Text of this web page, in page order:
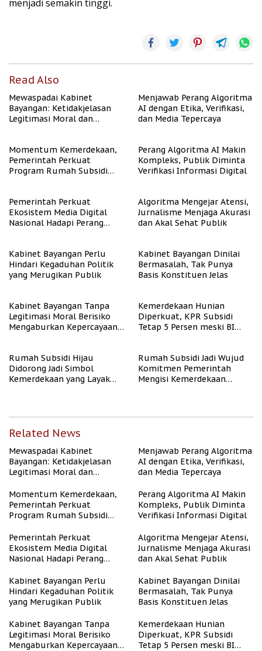
menjadi semakin tinggi.
Read Also
Mewaspadai Kabinet
Bayangan: Ketidakjelasan
Legitimasi Moral dan
Menjawab Perang Algoritma
AI dengan Etika, Verifikasi,
dan Media Tepercaya
Momentum Kemerdekaan,
Pemerintah Perkuat
Program Rumah Subsidi
Perang Algoritma AI Makin
Kompleks, Publik Diminta
Verifikasi Informasi Digital
Pemerintah Perkuat
Ekosistem Media Digital
Nasional Hadapi Perang
Algoritma Mengejar Atensi,
Jurnalisme Menjaga Akurasi
dan Akal Sehat Publik
Kabinet Bayangan Perlu
Hindari Kegaduhan Politik
yang Merugikan Publik
Kabinet Bayangan Dinilai
Bermasalah, Tak Punya
Basis Konstituen Jelas
Kabinet Bayangan Tanpa
Legitimasi Moral Berisiko
Mengaburkan Kepercayaan
Kemerdekaan Hunian
Diperkuat, KPR Subsidi
Tetap 5 Persen meski BI
Rumah Subsidi Hijau
Didorong Jadi Simbol
Kemerdekaan yang Layak
Rumah Subsidi Jadi Wujud
Komitmen Pemerintah
Mengisi Kemerdekaan
Related News
Mewaspadai Kabinet
Bayangan: Ketidakjelasan
Legitimasi Moral dan
Menjawab Perang Algoritma
AI dengan Etika, Verifikasi,
dan Media Tepercaya
Momentum Kemerdekaan,
Pemerintah Perkuat
Program Rumah Subsidi
Berpenghasilan Rendah
Perang Algoritma AI Makin
Kompleks, Publik Diminta
Verifikasi Informasi Digital
Pemerintah Perkuat
Ekosistem Media Digital
Nasional Hadapi Perang
Algoritma Mengejar Atensi,
Jurnalisme Menjaga Akurasi
dan Akal Sehat Publik
Kabinet Bayangan Perlu
Hindari Kegaduhan Politik
yang Merugikan Publik
Kabinet Bayangan Dinilai
Bermasalah, Tak Punya
Basis Konstituen Jelas
Kabinet Bayangan Tanpa
Legitimasi Moral Berisiko
Mengaburkan Kepercayaan
Kemerdekaan Hunian
Diperkuat, KPR Subsidi
Tetap 5 Persen meski BI